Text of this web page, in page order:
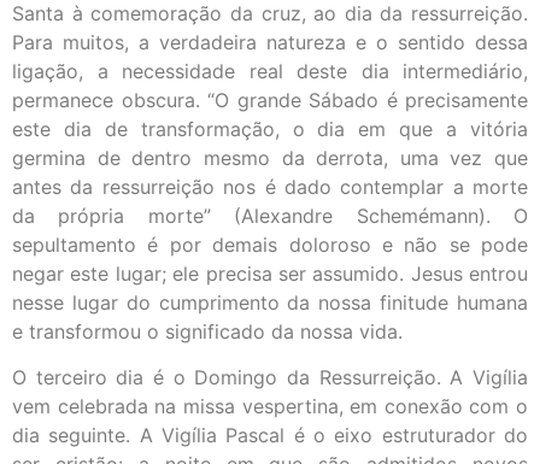
Santa à comemoração da cruz, ao dia da ressurreição.
Para muitos, a verdadeira natureza e o sentido dessa
ligação, a necessidade real deste dia intermediário,
permanece obscura. “O grande Sábado é precisamente
este dia de transformação, o dia em que a vitória
germina de dentro mesmo da derrota, uma vez que
antes da ressurreição nos é dado contemplar a morte
da própria morte” (Alexandre Schemémann). O
sepultamento é por demais doloroso e não se pode
negar este lugar; ele precisa ser assumido. Jesus entrou
nesse lugar do cumprimento da nossa finitude humana
e transformou o significado da nossa vida.
O terceiro dia é o Domingo da Ressurreição. A Vigília
vem celebrada na missa vespertina, em conexão com o
dia seguinte. A Vigília Pascal é o eixo estruturador do